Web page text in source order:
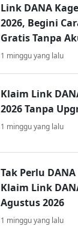
Link DANA
2026, Begini
Gratis Tanpa
1 minggu yang lalu
Klaim Link
2026 Tanpa
1 minggu yang lalu
Tak Perlu
Klaim Link
Agustus 2026
1 minggu yang lalu